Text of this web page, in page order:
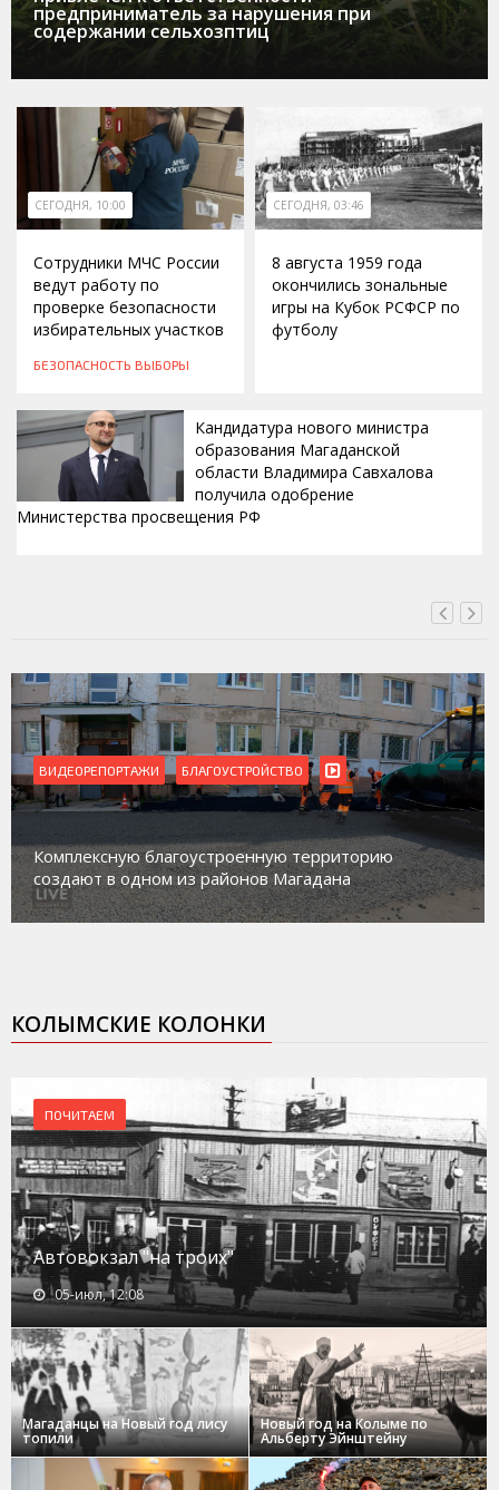
предприниматель за нарушения при
содержании сельхозптиц
СЕГОДНЯ, 10:00
Сотрудники МЧС России
ведут работу по
проверке безопасности
избирательных участков
БЕЗОПАСНОСТЬ ВЫБОРЫ
СЕГОДНЯ, 03:46
8 августа 1959 года
окончились зональные
игры на Кубок РСФСР по
футболу
Кандидатура нового министра
образования Магаданской
области Владимира Савхалова
получила одобрение
Министерства просвещения РФ
ВИДЕОРЕПОРТАЖИ
Магадан присоединился к пилотному проекту по
работе с несовершеннолетними из групп
социального риска «Переправа»
КОЛЫМСКИЕ КОЛОНКИ
ПОЧИТАЕМ
Автовокзал "на троих"
05-июл, 12:08
Магаданцы на Новый год лису
топили
Новый год на Колыме по
Альберту Эйнштейну